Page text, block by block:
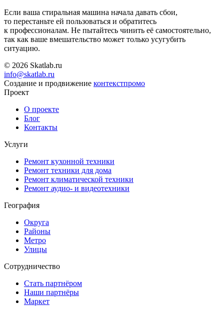
Если ваша стиральная машина начала давать сбои,
то перестаньте ей пользоваться и обратитесь
к профессионалам. Не пытайтесь чинить её самостоятельно,
так как ваше вмешательство может только усугубить
ситуацию.
© 2026 Skatlab.ru
info@skatlab.ru
Создание и продвижение контекстпромо
Проект
О проекте
Блог
Контакты
Услуги
Ремонт кухонной техники
Ремонт техники для дома
Ремонт климатической техники
Ремонт аудио- и видеотехники
География
Округа
Районы
Метро
Улицы
Сотрудничество
Стать партнёром
Наши партнёры
Маркет